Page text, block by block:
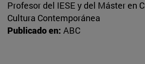
Profesor del IESE y del Máster en
Cultura Contemporánea
Publicado en: ABC